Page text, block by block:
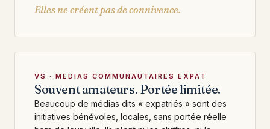
Elles ne créent pas de connivence.
VS · MÉDIAS COMMUNAUTAIRES EXPAT
Souvent amateurs. Portée limitée.
Beaucoup de médias dits « expatriés » sont des
initiatives bénévoles, locales, sans portée réelle